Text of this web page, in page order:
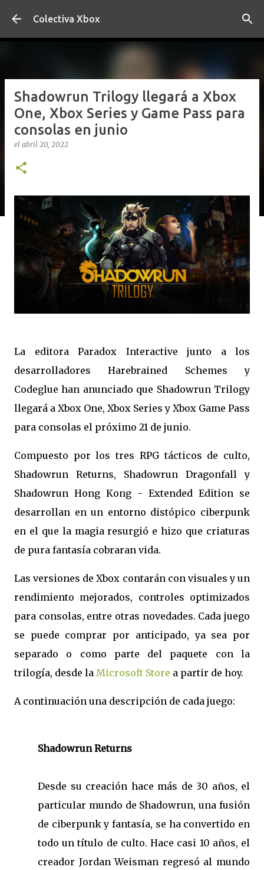
Ir al contenido principal
Colectiva Xbox
Shadowrun Trilogy llegará a Xbox
One, Xbox Series y Game Pass para
consolas en junio
el abril 20, 2022
La editora Paradox Interactive junto a los
desarrolladores Harebrained Schemes y
Codeglue han anunciado que Shadowrun Trilogy
llegará a Xbox One, Xbox Series y Xbox Game Pass
para consolas el próximo 21 de junio.
Compuesto por los tres RPG tácticos de culto,
Shadowrun Returns, Shadowrun Dragonfall y
Shadowrun Hong Kong - Extended Edition se
desarrollan en un entorno distópico ciberpunk
en el que la magia resurgió e hizo que criaturas
de pura fantasía cobraran vida.
Las versiones de Xbox contarán con visuales y un
rendimiento mejorados, controles optimizados
para consolas, entre otras novedades. Cada juego
se puede comprar por anticipado, ya sea por
separado o como parte del paquete con la
trilogía, desde la Microsoft Store a partir de hoy.
A continuación una descripción de cada juego:
Shadowrun Returns
Desde su creación hace más de 30 años, el
particular mundo de Shadowrun, una fusión
de ciberpunk y fantasía, se ha convertido en
todo un título de culto. Hace casi 10 años, el
creador Jordan Weisman regresó al mundo